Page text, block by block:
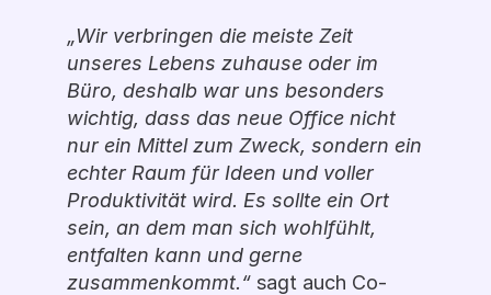
„Wir verbringen die meiste Zeit
unseres Lebens zuhause oder im
Büro, deshalb war uns besonders
wichtig, dass das neue Office nicht
nur ein Mittel zum Zweck, sondern ein
echter Raum für Ideen und voller
Produktivität wird. Es sollte ein Ort
sein, an dem man sich wohlfühlt,
entfalten kann und gerne
zusammenkommt.“ sagt auch Co-